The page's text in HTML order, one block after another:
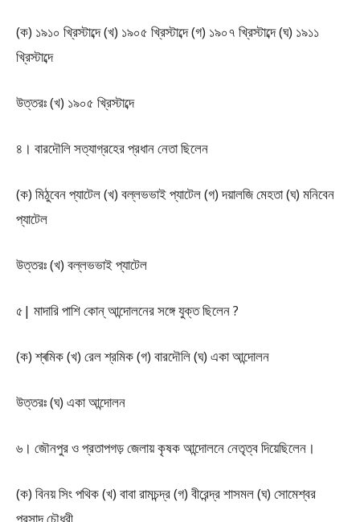
(ক) ১৯১০ খ্রিস্টাব্দে (খ) ১৯০৫ খ্রিস্টাব্দে (গ) ১৯০৭ খ্রিস্টাব্দে (ঘ) ১৯১১
খ্রিস্টাব্দে
উত্তরঃ (খ) ১৯০৫ খ্রিস্টাব্দে
৪। বারদৌলি সত্যাগ্রহের প্রধান নেতা ছিলেন
(ক) মিঠুবেন প্যাটেল (খ) বল্লভভাই প্যাটেল (গ) দয়ালজি মেহতা (ঘ) মনিবেন
প্যাটেল
উত্তরঃ (খ) বল্লভভাই প্যাটেল
৫| মাদারি পাশি কোন্ আন্দোলনের সঙ্গে যুক্ত ছিলেন ?
(ক) শ্ৰমিক (খ) রেল শ্রমিক (গ) বারদৌলি (ঘ) একা আন্দোলন
উত্তরঃ (ঘ) একা আন্দোলন
৬। জৌনপুর ও প্রতাপগড় জেলায় কৃষক আন্দোলনে নেতৃত্ব দিয়েছিলেন।
(ক) বিনয় সিং পথিক (খ) বাবা রামচন্দ্র (গ) বীরেন্দ্র শাসমল (ঘ) সোমেশ্বর